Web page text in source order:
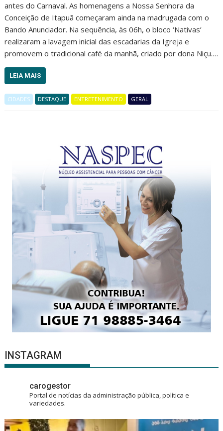
antes do Carnaval. As homenagens a Nossa Senhora da
Conceição de Itapuã começaram ainda na madrugada com o
Bando Anunciador. Na sequência, às 06h, o bloco ‘Nativas’
realizaram a lavagem inicial das escadarias da Igreja e
promovem o tradicional café da manhã, criado por dona Niçu.…
LEIA MAIS
CIDADES DESTAQUE ENTRETENIMENTO GERAL
INSTAGRAM
carogestor
Portal de notícias da administração pública, política e
variedades.